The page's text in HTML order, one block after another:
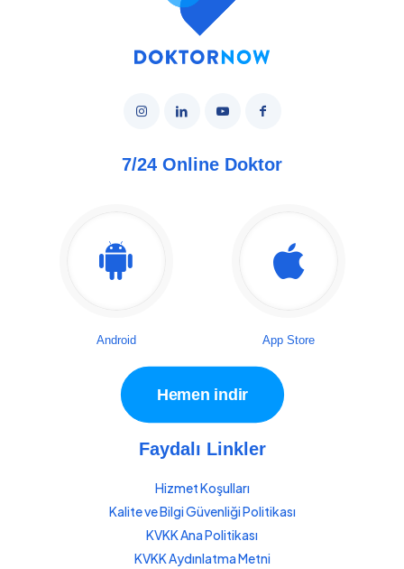
7/24 Online Doktor
Android App Store
Hemen indir
Faydalı Linkler
Hizmet Koşulları
Kalite ve Bilgi Güvenliği Politikası
KVKK Ana Politikası
KVKK Aydınlatma Metni